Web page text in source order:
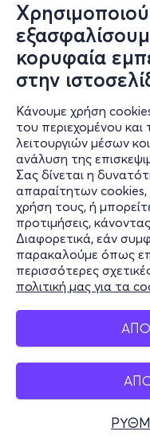
κορυφαία
στην
Κάνουμε χρήση
του περιεχομένου
λειτουργιών μέσων
ανάλυση της
Σας δίνεται η
απαραίτητων cookies,
χρήση τους, ή
προτιμήσεις,
Διαφορετικά, εάν
παρακαλούμε όπως
περισσότερες
πολιτική μας για τα